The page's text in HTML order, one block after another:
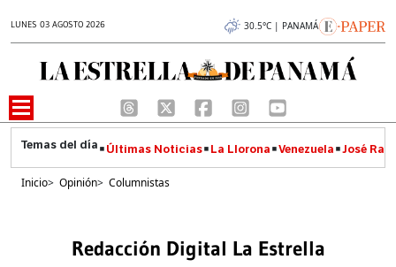
LUNES 03 AGOSTO 2026 30.5°C | PANAMÁ
Últimas Noticias La Llorona Venezuela José
Inicio> Opinión> Columnistas
Redacción Digital La Estrella